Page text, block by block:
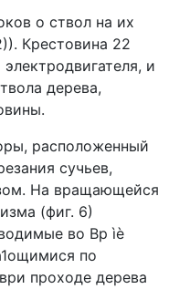
о ствол на их
Крестовина 22
и
дерева,
расположенный
сучьев,
На вращающейся
(фиг. 6)
во Bp ìè
по
проходе дерева